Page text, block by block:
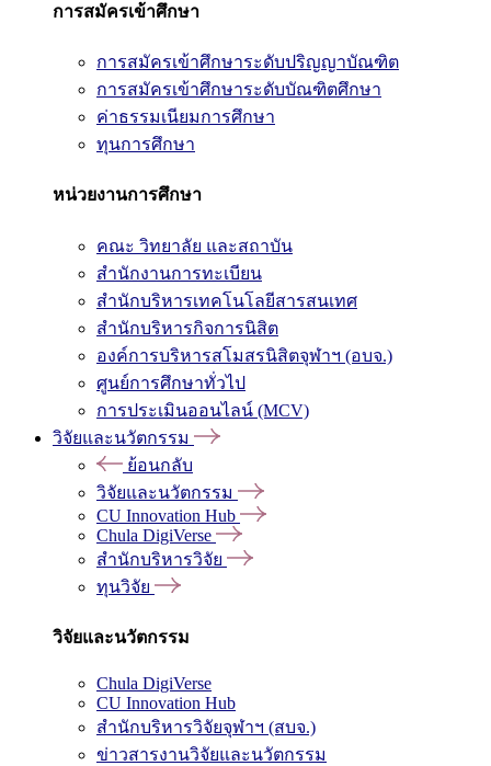
การสมัครเข้าศึกษา
การสมัครเข้าศึกษาระดับปริญญาบัณฑิต
การสมัครเข้าศึกษาระดับบัณฑิตศึกษา
ค่าธรรมเนียมการศึกษา
ทุนการศึกษา
หน่วยงานการศึกษา
คณะ วิทยาลัย และสถาบัน
สำนักงานการทะเบียน
สำนักบริหารเทคโนโลยีสารสนเทศ
สำนักบริหารกิจการนิสิต
องค์การบริหารสโมสรนิสิตจุฬาฯ (อบจ.)
ศูนย์การศึกษาทั่วไป
การประเมินออนไลน์ (MCV)
วิจัยและนวัตกรรม
ย้อนกลับ
วิจัยและนวัตกรรม
CU Innovation Hub
Chula DigiVerse
สำนักบริหารวิจัย
ทุนวิจัย
วิจัยและนวัตกรรม
Chula DigiVerse
CU Innovation Hub
สำนักบริหารวิจัยจุฬาฯ (สบจ.)
ข่าวสารงานวิจัยและนวัตกรรม